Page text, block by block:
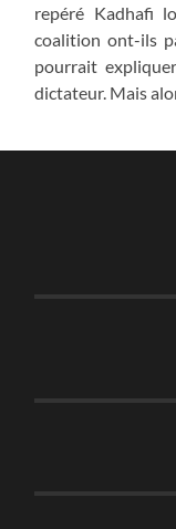
repéré Kadhafi
coalition ont-ils
pourrait
dictateur. Mais